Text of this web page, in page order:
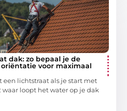
dak: zo bepaal je de
voor maximaal
een lichtstraat als je start met
waar loopt het water op je dak